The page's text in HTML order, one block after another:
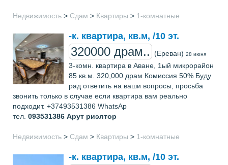
Недвижимость > Сдам > Квартиры > 1-комнатные
-к. квартира, кв.м, /10 эт.
320000 драм.. (Ереван) 28 июня
3-комн. квартира в Аване, 1ый микрорайон
85 кв.м. 320,000 драм Комиссия 50% Буду
рад ответить на ваши вопросы, просьба
звонить только в случае если квартира вам реально
подходит. +37493531386 WhatsAp
тел. 093531386 Арут риэлтор
Недвижимость > Сдам > Квартиры > 1-комнатные
-к. квартира, кв.м, /10 эт.